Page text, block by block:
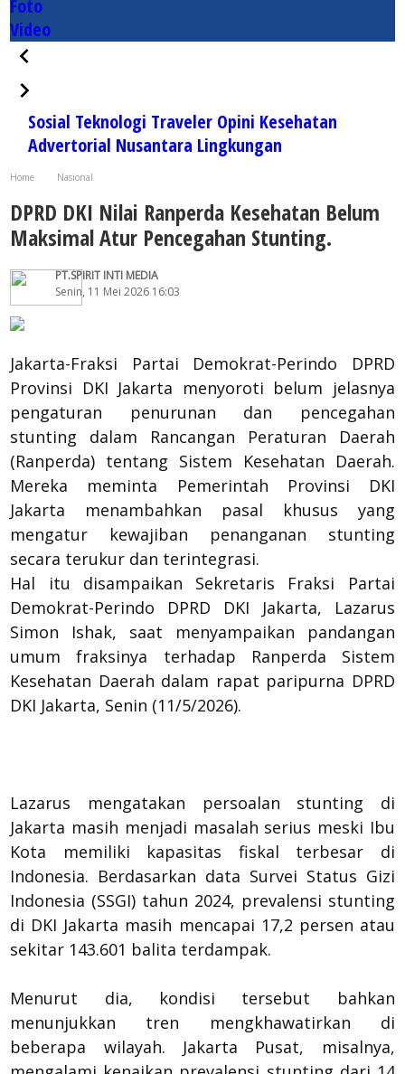
Foto
Video
Sosial Teknologi Traveler Opini Kesehatan
Advertorial Nusantara Lingkungan
Home
Nasional
DPRD DKI Nilai Ranperda Kesehatan Belum
Maksimal Atur Pencegahan Stunting.
PT.SPIRIT INTI MEDIA
Senin, 11 Mei 2026 16:03
Jakarta-Fraksi Partai Demokrat-Perindo DPRD
Provinsi DKI Jakarta menyoroti belum jelasnya
pengaturan penurunan dan pencegahan
stunting dalam Rancangan Peraturan Daerah
(Ranperda) tentang Sistem Kesehatan Daerah.
Mereka meminta Pemerintah Provinsi DKI
Jakarta menambahkan pasal khusus yang
mengatur kewajiban penanganan stunting
secara terukur dan terintegrasi.
Hal itu disampaikan Sekretaris Fraksi Partai
Demokrat-Perindo DPRD DKI Jakarta, Lazarus
Simon Ishak, saat menyampaikan pandangan
umum fraksinya terhadap Ranperda Sistem
Kesehatan Daerah dalam rapat paripurna DPRD
DKI Jakarta, Senin (11/5/2026).
Lazarus mengatakan persoalan stunting di
Jakarta masih menjadi masalah serius meski Ibu
Kota memiliki kapasitas fiskal terbesar di
Indonesia. Berdasarkan data Survei Status Gizi
Indonesia (SSGI) tahun 2024, prevalensi stunting
di DKI Jakarta masih mencapai 17,2 persen atau
sekitar 143.601 balita terdampak.
Menurut dia, kondisi tersebut bahkan
menunjukkan tren mengkhawatirkan di
beberapa wilayah. Jakarta Pusat, misalnya,